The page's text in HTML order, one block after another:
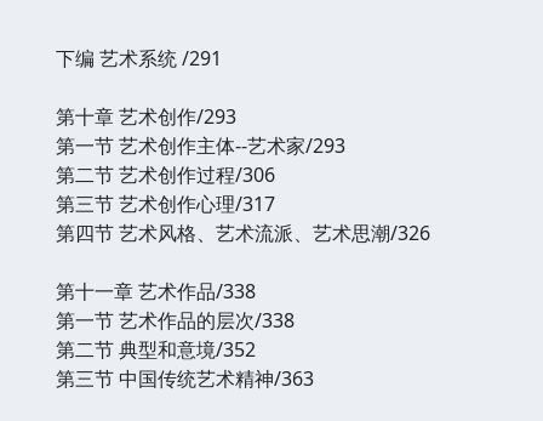
下编 艺术系统 /291
第十章 艺术创作/293
第一节 艺术创作主体--艺术家/293
第二节 艺术创作过程/306
第三节 艺术创作心理/317
第四节 艺术风格、艺术流派、艺术思潮/326
第十一章 艺术作品/338
第一节 艺术作品的层次/338
第二节 典型和意境/352
第三节 中国传统艺术精神/363